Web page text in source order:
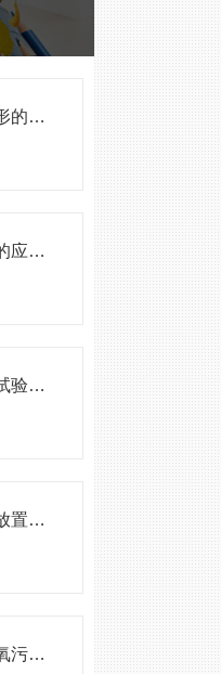
避免亚克力干燥箱发黄、变形的保养方法
线对卡在摄像头模组调焦中的应用技巧
安全性与可靠性：有机玻璃试验箱的验证与确认
亚克力干燥箱内部应该如何放置被试样品？
如何避免透明手套箱内的水氧污染？